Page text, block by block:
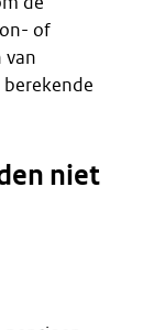
of
van
niet